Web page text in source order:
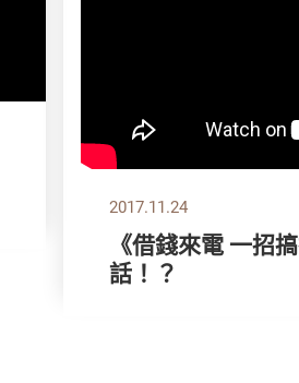
2017.11.24
《借錢來電 一招
話！？